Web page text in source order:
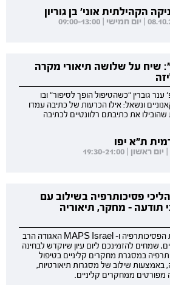
הקהילתית אוני' בן גוריון
שיח על שלושה תיאורי מקרה
גוברין "כשהטיפול הופך לסיפור" ובו
ונשאל: אילו הכרעות של כתיבה עמדו
את כתיבתם רלוונטיים לכתיבה
ת"א יפו
פסיכותרפיה בשילוב עם
תודעה - מחקר, תיאוריה
מכון מפרשים לחקר והוראת הפסיכותרפיה ו- MAPS Israel האגודה הרב
שמחים להזמינכם ליום עיון שיוקדש לבחינה
במסגרת מחקרים קליניים בטיפול
באמצעות שילוב של מסגרות תיאורטיות,
מפורטים ממחקרים קליניים.